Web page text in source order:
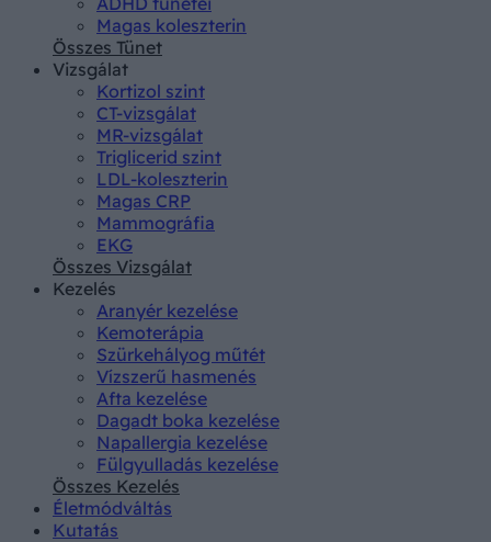
Magas koleszterin
Összes Tünet
Vizsgálat
Kortizol szint
CT-vizsgálat
MR-vizsgálat
Triglicerid szint
LDL-koleszterin
Magas CRP
Mammográfia
EKG
Összes Vizsgálat
Kezelés
Aranyér kezelése
Kemoterápia
Szürkehályog műtét
Vízszerű hasmenés
Afta kezelése
Dagadt boka kezelése
Napallergia kezelése
Fülgyulladás kezelése
Összes Kezelés
Életmódváltás
Kutatás